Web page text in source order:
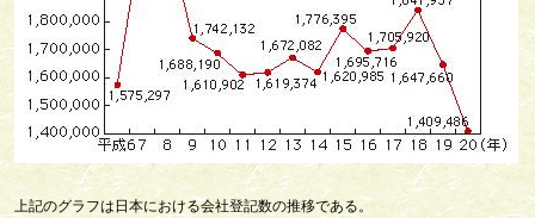
上記のグラフは日本における会社登記数の推移である。